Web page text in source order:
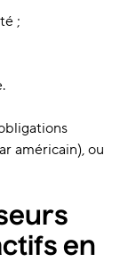
;
américain), ou
en